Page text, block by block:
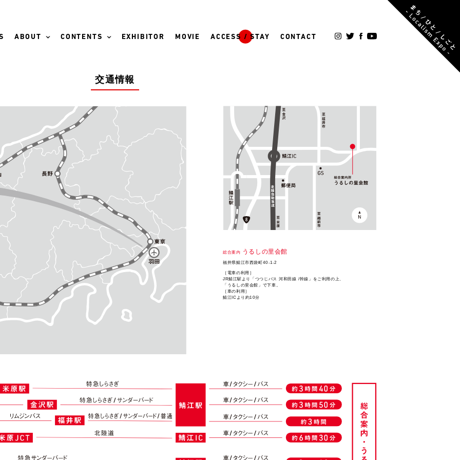
ABOUT CONTENTS EXHIBITOR MOVIE ACCESS / STAY CONTACT
交通情報
総合案内 うるしの里会館
福井県鯖江市西袋町40-1-2
［電車の利用］
JR鯖江駅より「つつじバス 河和田線 /幹線」をご利用の上、
「うるしの里会館」で下車。
［車の利用］
鯖江ICより約10分